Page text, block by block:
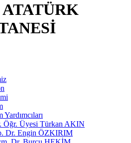
Öğr. Üyesi Türkan AKIN
Dr. Engin ÖZKIRIM